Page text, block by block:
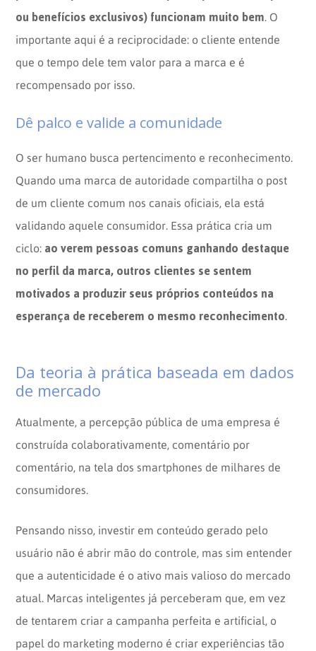
ou benefícios exclusivos) funcionam muito bem . O
importante aqui é a reciprocidade: o cliente entende
que o tempo dele tem valor para a marca e é
recompensado por isso.
Dê palco e valide a comunidade
O ser humano busca pertencimento e reconhecimento.
Quando uma marca de autoridade compartilha o post
de um cliente comum nos canais oficiais, ela está
validando aquele consumidor. Essa prática cria um
ciclo: ao verem pessoas comuns ganhando destaque
no perfil da marca, outros clientes se sentem
motivados a produzir seus próprios conteúdos na
esperança de receberem o mesmo reconhecimento
Da teoria à prática baseada em dados
de mercado
Atualmente, a percepção pública de uma empresa é
construída colaborativamente, comentário por
comentário, na tela dos smartphones de milhares de
consumidores.
Pensando nisso, investir em conteúdo gerado pelo
usuário não é abrir mão do controle, mas sim entender
que a autenticidade é o ativo mais valioso do mercado
atual. Marcas inteligentes já perceberam que, em vez
de tentarem criar a campanha perfeita e artificial, o
papel do marketing moderno é criar experiências tão